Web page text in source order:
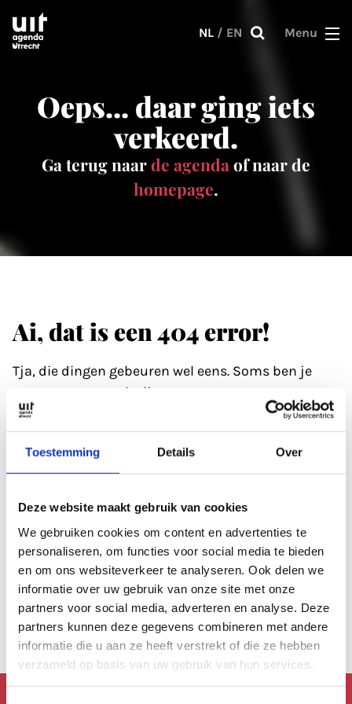
Toestemming Details Over
Deze website maakt gebruik van cookies
We gebruiken cookies om content en advertenties te
personaliseren, om functies voor social media te bieden
en om ons websiteverkeer te analyseren. Ook delen we
informatie over uw gebruik van onze site met onze
partners voor social media, adverteren en analyse. Deze
partners kunnen deze gegevens combineren met andere
informatie die u aan ze heeft verstrekt of die ze hebben
verzameld op basis van uw gebruik van hun services.
Skip to main content
NL / EN Menu
Oeps... daar ging iets
verkeerd.
Ga terug naarde agenda of naar de
homepage.
Ai, dat is een 404 error!
Tja, die dingen gebeuren wel eens. Soms ben je
gewoon even wat kwijt.
even een 'hickup'.
Anders kan je altijd even de zoekfunctie proberen?
Ofbekijk de agenda , die is altijd wel goed gevuld.
Of lees een artikel uitons archief.
Anders kan je altijd terug naar dehomepage.